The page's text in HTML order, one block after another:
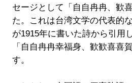
セージとして「自自冉冉、歓
た。これは台湾文学の代表的
が1915年に書いた詩から引用
「自自冉冉幸福身、歓歓喜喜
す。